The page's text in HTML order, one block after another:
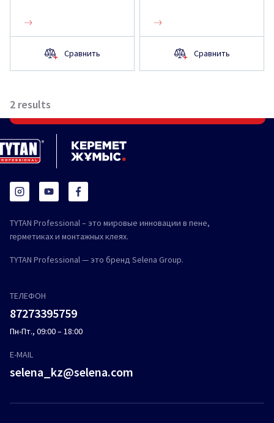
Сравнить Сравнить
2 results
TYTAN Professional – это мировые инновации в пене,
герметиках и монтажных клеях.
TYTAN Professional — это бренд Selena Group.
ТЕЛЕФОН
87273395759
Пн-Пт., 09:00 – 18:00
E-MAIL
selena_kz@selena.com